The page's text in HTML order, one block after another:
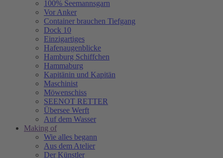
100% Seemannsgarn
Vor Anker
Container brauchen Tiefgang
Dock 10
Einzigartiges
Hafenaugen­blicke
Hamburg Schiffchen
Hammaburg
Kapitänin und Kapitän
Maschinist
Möwenschiss
SEENOT RETTER
Übersee Werft
Auf dem Wasser
Making of
Wie alles begann
Aus dem Atelier
Der Künstler